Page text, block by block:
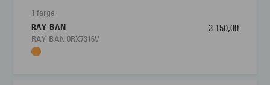
1 farge
RAY-BAN
RAY-BAN 0RX7316V
3 150,00